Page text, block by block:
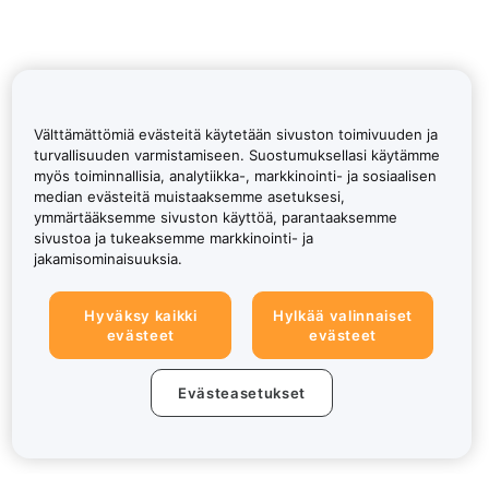
Välttämättömiä evästeitä käytetään sivuston toimivuuden ja
turvallisuuden varmistamiseen. Suostumuksellasi käytämme
myös toiminnallisia, analytiikka-, markkinointi- ja sosiaalisen
median evästeitä muistaaksemme asetuksesi,
ymmärtääksemme sivuston käyttöä, parantaaksemme
sivustoa ja tukeaksemme markkinointi- ja
jakamisominaisuuksia.
Hyväksy kaikki
evästeet
Hylkää valinnaiset
evästeet
Evästeasetukset